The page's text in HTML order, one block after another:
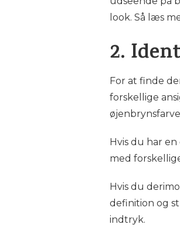
look. Så læs
2.
For at finde
forskellige
Hvis du har
med
Hvis du
definition og
indtryk.